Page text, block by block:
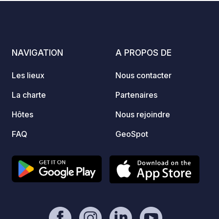
mOst1983 - Info :
NAVIGATION
Les lieux
La charte
Hôtes
FAQ
A PROPOS DE
Nous contacter
Partenaires
Nous rejoindre
GeoSpot